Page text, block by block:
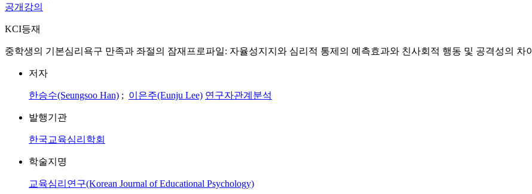
공개강의
KCI등재
중학생의 기본심리욕구 만족과 좌절의 잠재프로파일: 자율성지지와 심리적 통제의 예측효과와 친사회적 행동 및 공격성의 차이
저자
한승수(Seungsoo Han) ; 이은주(Eunju Lee) 연구자관계분석
발행기관
한국교육심리학회
학술지명
교육심리연구(Korean Journal of Educational Psychology)